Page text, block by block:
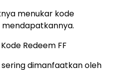
menukar kode
Redeem FF
dimanfaatkan oleh